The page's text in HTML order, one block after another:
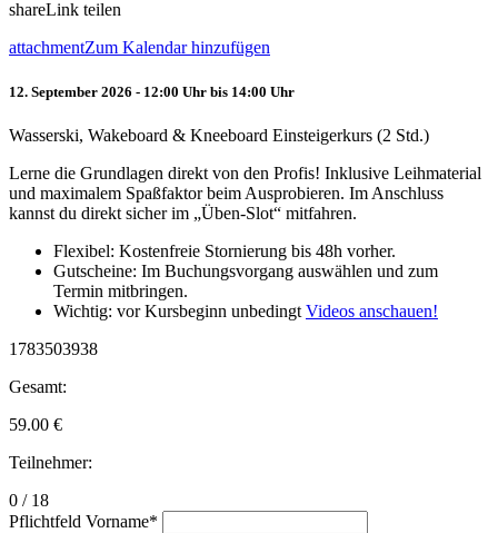
shareLink teilen
attachmentZum Kalendar hinzufügen
12. September 2026 - 12:00 Uhr bis 14:00 Uhr
Wasserski, Wakeboard & Kneeboard Einsteigerkurs (2 Std.)
Lerne die Grundlagen direkt von den Profis! Inklusive Leihmaterial
und maximalem Spaßfaktor beim Ausprobieren. Im Anschluss
kannst du direkt sicher im „Üben-Slot“ mitfahren.
Flexibel: Kostenfreie Stornierung bis 48h vorher.
Gutscheine: Im Buchungsvorgang auswählen und zum
Termin mitbringen.
Wichtig: vor Kursbeginn unbedingt Videos anschauen!
1783503938
Gesamt:
59.00 €
Teilnehmer:
0 / 18
Pflichtfeld Vorname*